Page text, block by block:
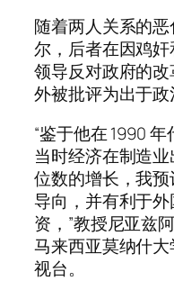
随着两人关系的
尔，后者在因鸡
领导反对政府的
外被批评为出于政
“鉴于他在 1990
当时经济在制造
位数的增长，我
导向，并有利于
资，”教授尼亚兹
马来西亚莫纳什
视台。